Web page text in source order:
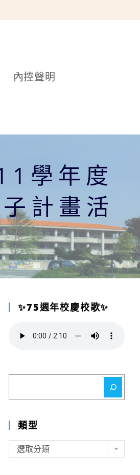
內控聲明
學年度
計畫活
✨75週年校慶校歌✨
類型
型
選取分類